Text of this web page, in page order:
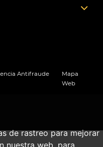
de rastreo para mejorar
nuestra web, para
Antifraude
Mapa
Web